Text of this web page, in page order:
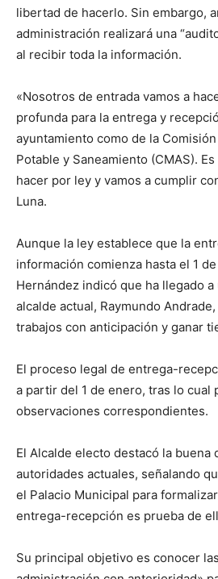
libertad de hacerlo. Sin embargo,
administración realizará una
al recibir toda la información.
«Nosotros de entrada vamos a
profunda para la entrega y
ayuntamiento como de la
Potable y Saneamiento (CMAS).
hacer por ley y vamos a cumplir
Luna.
Aunque la ley establece que la
información comienza hasta el 1
Hernández indicó que ha llegado
alcalde actual, Raymundo
trabajos con anticipación y ganar
El proceso legal de entrega-
a partir del 1 de enero, tras lo cual
observaciones correspondientes.
El Alcalde electo destacó la buena
autoridades actuales, señalando
el Palacio Municipal para
entrega-recepción es prueba de
Su principal objetivo es conocer